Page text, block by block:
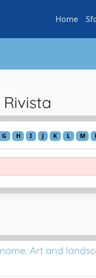
Home
G H I J K L M
Art and